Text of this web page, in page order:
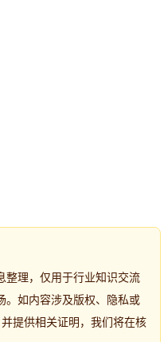
整理，仅用于行业知识交流
。如内容涉及版权、隐私或
并提供相关证明，我们将在核